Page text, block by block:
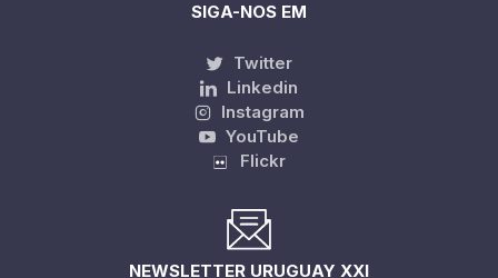
SIGA-NOS EM
Twitter
Linkedin
Instagram
YouTube
Flickr
NEWSLETTER URUGUAY XXI